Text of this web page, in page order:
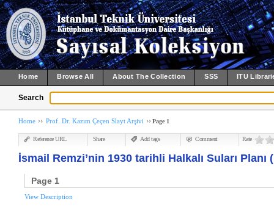
Home Browse All About The Collection SSS ITU
Search
Home Prof. Dr. Kazım Çeçen Slayt Arşivi Page 1
Reference URL Share Add tags Comment Rate
İsmail Remzi’nin 1930 tarihli Halkalı Suları Planı
Page 1
View Description